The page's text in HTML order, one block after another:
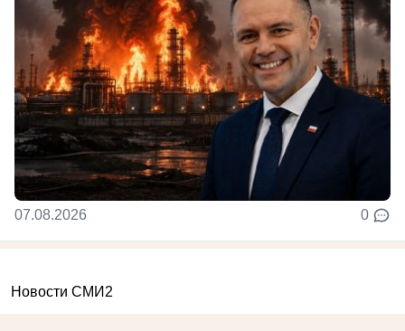
07.08.2026 0
Новости СМИ2